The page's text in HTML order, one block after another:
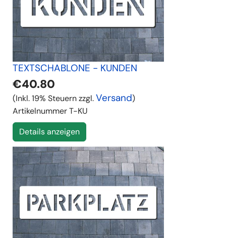
TEXTSCHABLONE - KUNDEN
€40.80
(Inkl. 19% Steuern zzgl.Versand)
ArtikelnummerT-KU
Details anzeigen